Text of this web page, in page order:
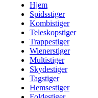
Hjem
Spidsstiger
Kombistiger
Teleskopstiger
Trappestiger
Wienerstiger
Multistiger
Skydestiger
Tagstiger
Hemsestiger